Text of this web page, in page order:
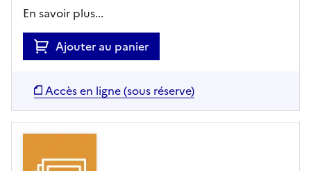
En savoir plus...
Ajouter au panier
Accès en ligne (sous réserve)